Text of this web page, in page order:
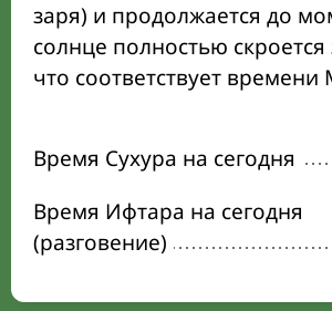
заря) и продолжается до
солнце полностью скроется
что соответствует времени
Время Сухура на сегодня
Время Ифтара на сегодня
(разговение)